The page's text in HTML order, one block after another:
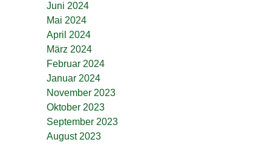
Juni 2024
Mai 2024
April 2024
März 2024
Februar 2024
Januar 2024
November 2023
Oktober 2023
September 2023
August 2023